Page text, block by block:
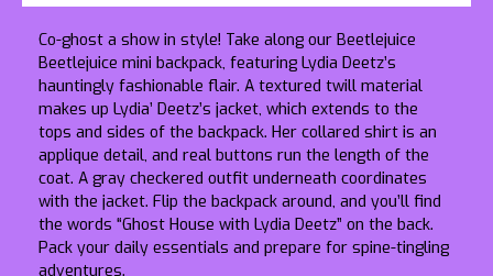
Co-ghost a show in style! Take along our Beetlejuice
Beetlejuice mini backpack, featuring Lydia Deetz’s
hauntingly fashionable flair. A textured twill material
makes up Lydia’ Deetz’s jacket, which extends to the
tops and sides of the backpack. Her collared shirt is an
applique detail, and real buttons run the length of the
coat. A gray checkered outfit underneath coordinates
with the jacket. Flip the backpack around, and you’ll find
the words “Ghost House with Lydia Deetz” on the back.
Pack your daily essentials and prepare for spine-tingling
adventures.